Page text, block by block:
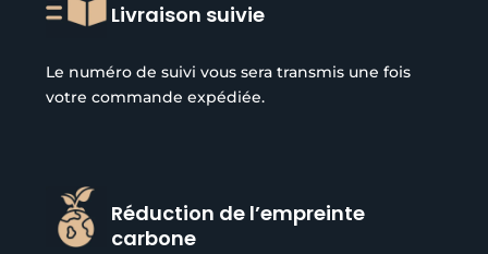
Livraison suivie
Le numéro de suivi vous sera transmis une fois
votre commande expédiée.
Réduction de l’empreinte
carbone